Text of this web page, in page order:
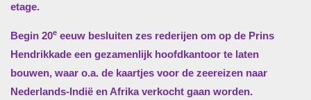
etage.
Begin 20e eeuw besluiten zes rederijen om op de Prins
Hendrikkade een gezamenlijk hoofdkantoor te laten
bouwen, waar o.a. de kaartjes voor de zeereizen naar
Nederlands-Indië en Afrika verkocht gaan worden.